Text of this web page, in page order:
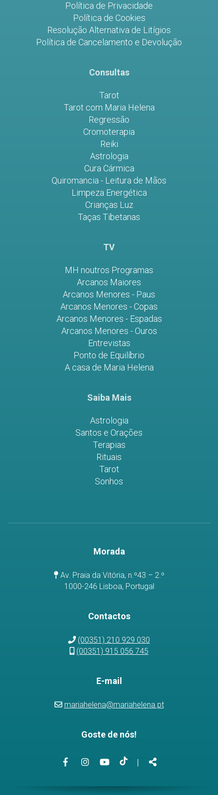
Política de Privacidade
Política de Cookies
Resolução Alternativa de Litígios
Política de Cancelamento e Devolução
Consultas
Tarot
Tarot com Maria Helena
Regressão
Cromoterapia
Reiki
Astrologia
Cura Cármica
Quiromancia - Leitura de Mãos
Limpeza Energética
Crianças Luz
Taças Tibetanas
TV
MH noutros Programas
Arcanos Maiores
Arcanos Menores - Paus
Arcanos Menores - Copas
Arcanos Menores - Espadas
Arcanos Menores - Ouros
Entrevistas
Ponto de Equilíbrio
A casa de Maria Helena
Saiba Mais
Astrologia
Santos e Orações
Terapias
Rituais
Tarot
Sonhos
Morada
Av. Praia da Vitória, n.º43 – 2.º
1000-246 Lisboa, Portugal
Contactos
(00351) 210 929 030
(00351) 915 056 745
E-mail
mariahelena@mariahelena.pt
Goste de nós!
Link
Link
Link
Link
|